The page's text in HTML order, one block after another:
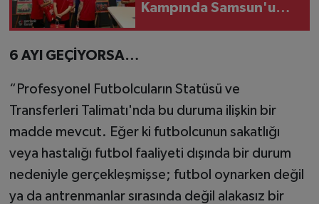
Kampında Samsun'u
6 AYI GEÇİYORSA…
“Profesyonel Futbolcuların Statüsü ve
Transferleri Talimatı'nda bu duruma ilişkin bir
madde mevcut. Eğer ki futbolcunun sakatlığı
veya hastalığı futbol faaliyeti dışında bir durum
nedeniyle gerçekleşmişse; futbol oynarken değil
ya da antrenmanlar sırasında değil alakasız bir